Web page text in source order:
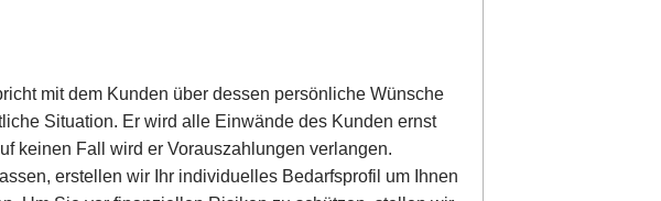
mit dem Kunden über dessen persönliche Wünsche
Situation. Er wird alle Einwände des Kunden ernst
keinen Fall wird er Vorauszahlungen verlangen.
erstellen wir Ihr individuelles Bedarfsprofil um Ihnen